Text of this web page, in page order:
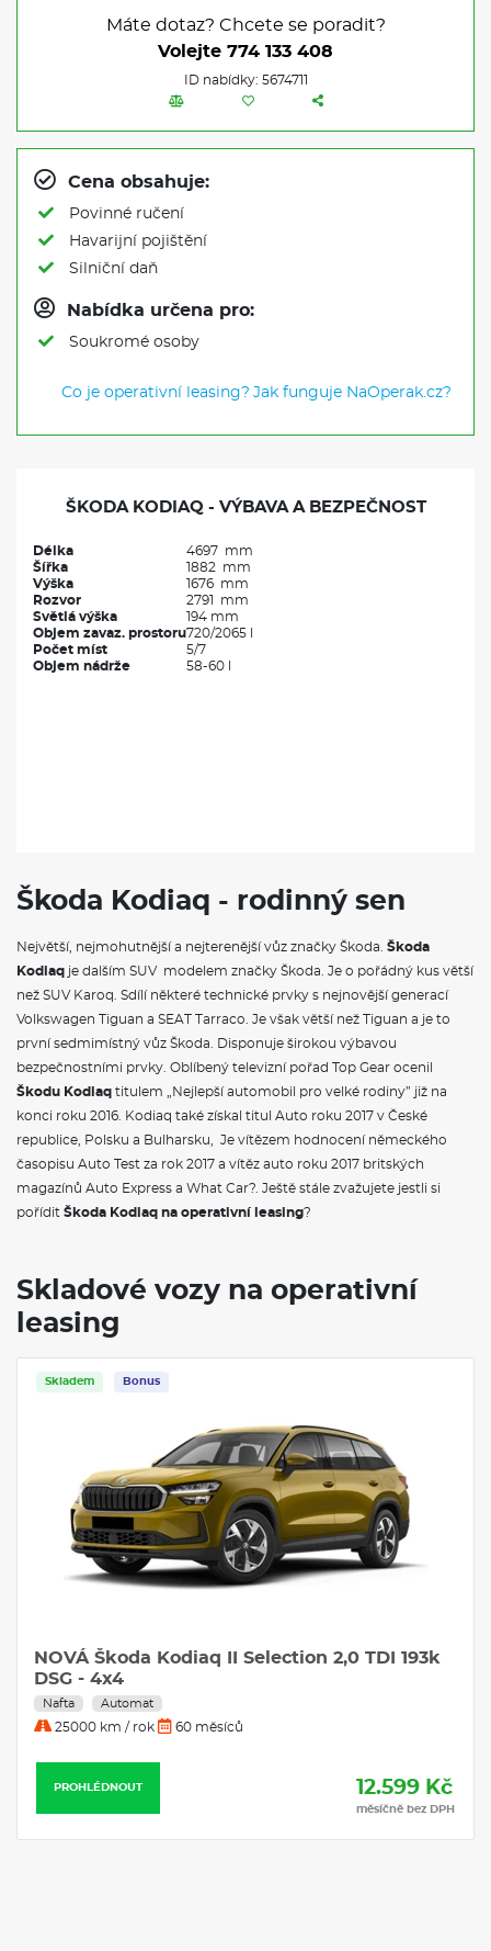
Máte dotaz? Chcete se poradit?
Volejte 774 133 408
ID nabídky: 5674711
Cena obsahuje:
Povinné ručení
Havarijní pojištění
Silniční daň
Nabídka určena pro:
Soukromé osoby
Co je operativní leasing? Jak funguje NaOperak.cz?
ŠKODA KODIAQ - VÝBAVA A BEZPEČNOST
Délka
4697 mm
Šířka
1882 mm
Výška
1676 mm
Rozvor
2791 mm
Světlá výška
194 mm
Objem zavaz. prostoru720/2065 l
Počet míst
5/7
Objem nádrže
58-60 l
Škoda Kodiaq - rodinný sen
Největší, nejmohutnější a nejterenější vůz značky Škoda. Škoda
Kodiaq je dalším SUV modelem značky Škoda. Je o pořádný kus větší
než SUV Karoq. Sdílí některé technické prvky s nejnovější generací
Volkswagen Tiguan a SEAT Tarraco. Je však větší než Tiguan a je to
první sedmimístný vůz Škoda. Disponuje širokou výbavou
bezpečnostními prvky. Oblíbený televizní pořad Top Gear ocenil
Škodu Kodiaq titulem „Nejlepší automobil pro velké rodiny” již na
konci roku 2016. Kodiaq také získal titul Auto roku 2017 v České
republice, Polsku a Bulharsku, Je vítězem hodnocení německého
časopisu Auto Test za rok 2017 a vítěz auto roku 2017 britských
magazínů Auto Express a What Car?. Ještě stále zvažujete jestli si
pořídit Škoda Kodiaq na operativní leasing?
Skladové vozy na operativní
leasing
Skladem Bonus
NOVÁ Škoda Kodiaq II Selection 2,0 TDI 193k
DSG - 4x4
Nafta Automat
25000 km / rok 60 měsíců
PROHLÉDNOUT 12.599 Kč
měsíčně bez DPH